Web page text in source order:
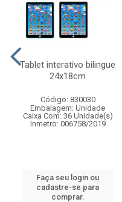
Tablet interativo bilingue
24x18cm
Código: 830030
Embalagem: Unidade
Caixa Com: 36 Unidade(s)
Inmetro: 006758/2019
Faça seu login ou
cadastre-se para
comprar.